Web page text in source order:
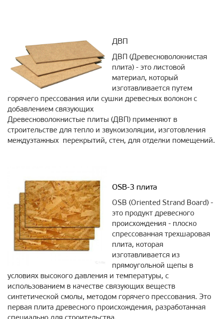
ДВП
ДВП (Древесноволокнистая
плита) - это листовой
материал, который
изготавливается путем
горячего прессования или сушки древесных волокон с
добавлением связующих
Древесноволокнистые плиты (ДВП) применяют в
строительстве для тепло и звукоизоляции, изготовления
междуэтажных перекрытий, стен, для отделки помещений.
OSB-3 плита
OSB (Oriented Strand Board) -
это продукт древесного
происхождения - плоско
спрессованная трехшаровая
плита, которая
изготавливается из
прямоугольной щепы в
условиях высокого давления и температуры, с
использованием в качестве связующих веществ
синтетической смолы, методом горячего прессования. Это
первая плита древесного происхождения, разработанная